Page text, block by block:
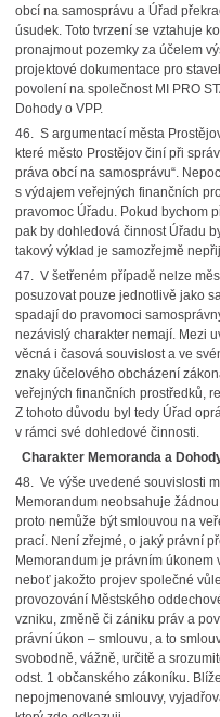
obcí na samosprávu a Úřad
úsudek. Toto tvrzení se vztahuje
pronajmout pozemky za účelem
projektové dokumentace pro
povolení na společnost MI PRO
Dohody o VPP.
46. S argumentací města
které město Prostějov činí při
práva obcí na samosprávu“.
s výdajem veřejných finančních
pravomoc Úřadu. Pokud bychom
pak by dohledová činnost Úřadu
takový výklad je samozřejmě
47. V šetřeném případě nelze
posuzovat pouze jednotlivě jako
spadají do pravomoci
nezávislý charakter nemají. Mezi
věcná i časová souvislost a ve
znaky účelového obcházení
veřejných finančních prostředků,
Z tohoto důvodu byl tedy Úřad
v rámci své dohledové činnosti.
Charakter Memoranda a
48. Ve výše uvedené souvislosti
Memorandum neobsahuje
proto nemůže být smlouvou na
prací. Není zřejmé, o jaký právní
Memorandum je právním
neboť jakožto projev společné
provozování Městského
vzniku, změně či zániku práv a
právní úkon – smlouvu, a to
svobodně, vážně, určitě a
odst. 1 občanského zákoníku.
nepojmenované smlouvy,